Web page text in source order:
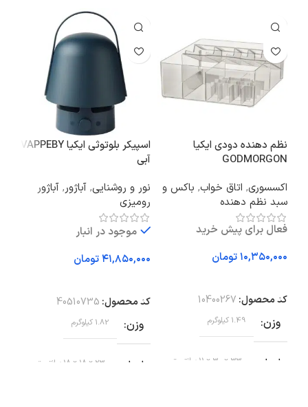
نظم دهنده دودی ایکیا
GODMORGON
اکسسوری, اتاق خواب, باکس و
سبد نظم دهنده
فعال برای پیش خرید
تومان
کد محصول: 10400267
وزن 1.49 کیلوگرم
ابعاد 33 × 30 × 11 سانتیمتر
اسپیکر بلوتوثی ایکیا VAPPEBY
آبی
نور و روشنایی, آباژور, آباژور
رومیزی
موجود در انبار
تومان
کد محصول: 40510735
وزن 1.82 کیلوگرم
ابعاد 23 × 18 × 18 سانتیمتر